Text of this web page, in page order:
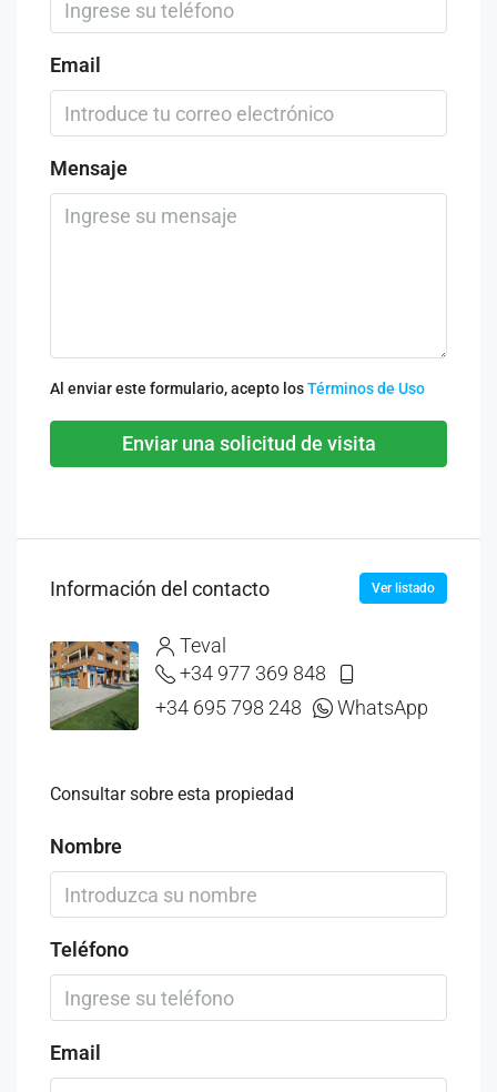
Email
Mensaje
Al enviar este formulario, acepto losTérminos de Uso
Enviar una solicitud de visita
Información del contacto Ver listado
Teval
+34 977 369 848
+34 695 798 248
WhatsApp
Consultar sobre esta propiedad
Nombre
Teléfono
Email